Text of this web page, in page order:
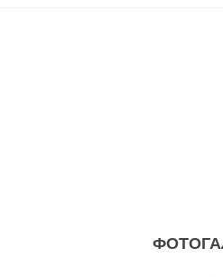
«Україна понад усе»